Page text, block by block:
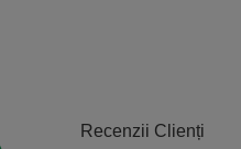
Recenzii Clienți